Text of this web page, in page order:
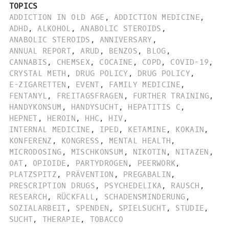
TOPICS
ADDICTION IN OLD AGE , ADDICTION MEDICINE ,
ADHD , ALKOHOL , ANABOLIC STEROIDS ,
ANABOLIC STEROIDS , ANNIVERSARY ,
ANNUAL REPORT, ARUD , BENZOS , BLOG ,
CANNABIS , CHEMSEX , COCAINE , COPD , COVID-19,
CRYSTAL METH , DRUG POLICY , DRUG POLICY,
E-ZIGARETTEN , EVENT , FAMILY MEDICINE ,
FENTANYL , FREITAGSFRAGEN , FURTHER TRAINING,
HANDYKONSUM , HANDYSUCHT, HEPATITIS C ,
HEPNET , HEROIN , HHC , HIV ,
INTERNAL MEDICINE , IPED , KETAMINE , KOKAIN ,
KONFERENZ , KONGRESS , MENTAL HEALTH ,
MICRODOSING , MISCHKONSUM , NIKOTIN , NITAZEN ,
OAT , OPIOIDE , PARTYDROGEN , PEERWORK,
PLATZSPITZ , PRÄVENTION , PREGABALIN ,
PRESCRIPTION DRUGS , PSYCHEDELIKA, RAUSCH ,
RESEARCH , RÜCKFALL , SCHADENSMINDERUNG ,
SOZIALARBEIT , SPENDEN , SPIELSUCHT, STUDIE ,
SUCHT, THERAPIE , TOBACCO